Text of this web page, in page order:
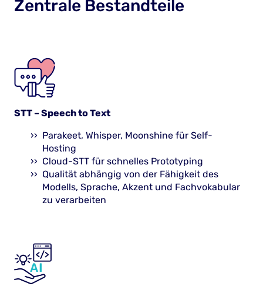
Zentrale Bestandteile
STT – Speech to Text
Parakeet, Whisper, Moonshine für Self-
Hosting
Cloud-STT für schnelles Prototyping
Qualität abhängig von der Fähigkeit des
Modells, Sprache, Akzent und Fachvokabular
zu verarbeiten